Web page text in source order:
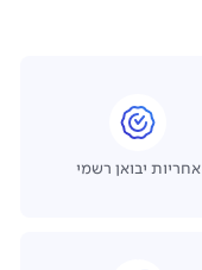
אחריות יבואן רשמי